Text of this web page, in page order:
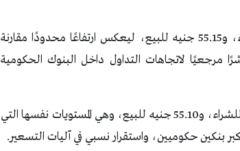
وسجل سعر اليورو في البنك المركزي المصري 54.98 جنيه للشراء، و55.15 جنيه للبيع، ليعكس ارتفاعًا محدودًا مقارنة
مرجعيًا لاتجاهات التداول داخل البنوك الحكومية
وفي البنك الأهلي المصري، ارتفع سعر اليورو ليسجل 54.92 جنيه للشراء، و55.10 جنيه للبيع، وهي المستويات نفسها التي
بنكين حكوميين، واستقرار نسبي في آليات التسعير.